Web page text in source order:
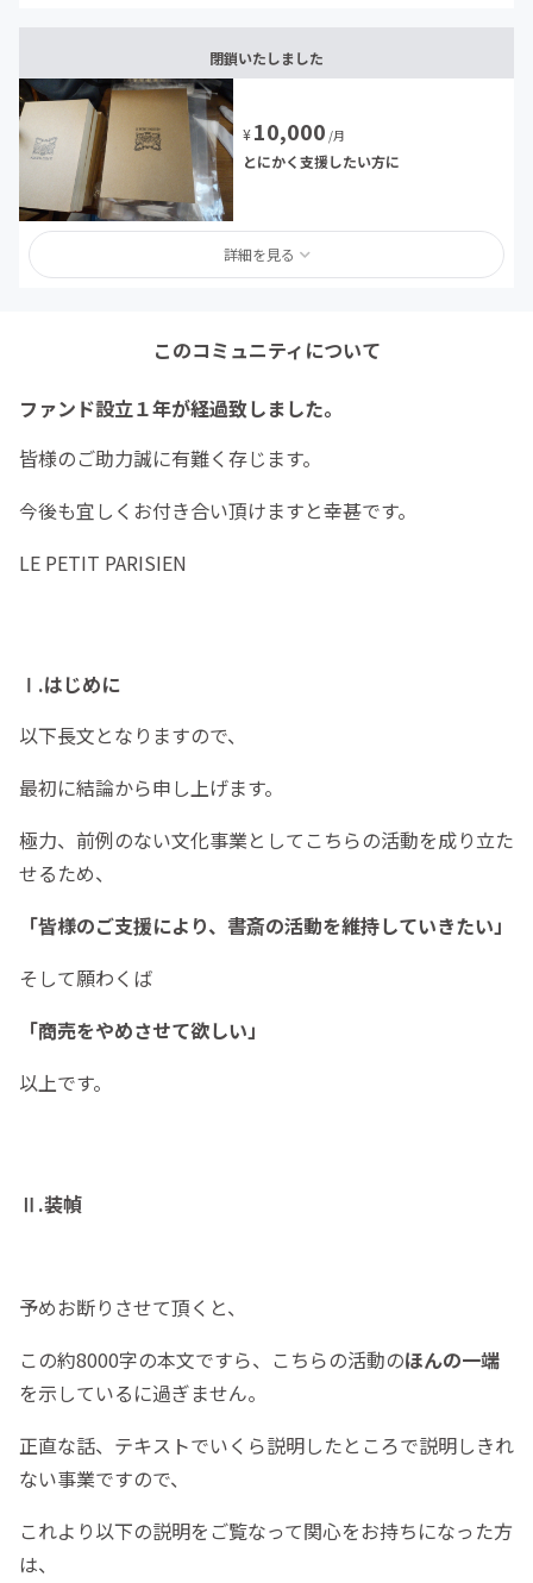
閉鎖いたしました
¥10,000 /月
とにかく支援したい方に
詳細を見る
このコミュニティについて
ファンド設立１年が経過致しました。
皆様のご助力誠に有難く存じます。
今後も宜しくお付き合い頂けますと幸甚です。
LE PETIT PARISIEN
Ⅰ.はじめに
以下長文となりますので、
最初に結論から申し上げます。
極力、前例のない文化事業としてこちらの活動を成り立た
せるため、
「皆様のご支援により、書斎の活動を維持していきたい」
そして願わくば
「商売をやめさせて欲しい」
以上です。
Ⅱ.装幀
予めお断りさせて頂くと、
この約8000字の本文ですら、こちらの活動のほんの一端
を示しているに過ぎません。
正直な話、テキストでいくら説明したところで説明しきれ
ない事業ですので、
これより以下の説明をご覧なって関心をお持ちになった方
は、